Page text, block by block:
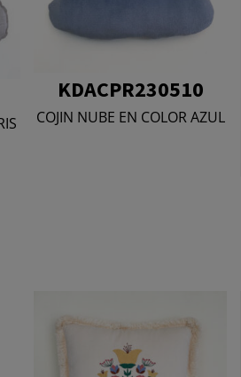
KDACPR230510
COJIN NUBE EN COLOR AZUL